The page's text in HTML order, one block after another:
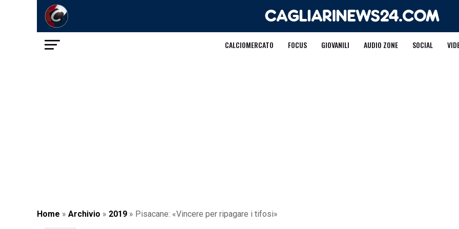
CALCIOMERCATO FOCUS GIOVANILI AUDIO ZONE SOCIAL
Home » Archivio » 2019 » Pisacane: «Vincere per ripagare i tifosi»